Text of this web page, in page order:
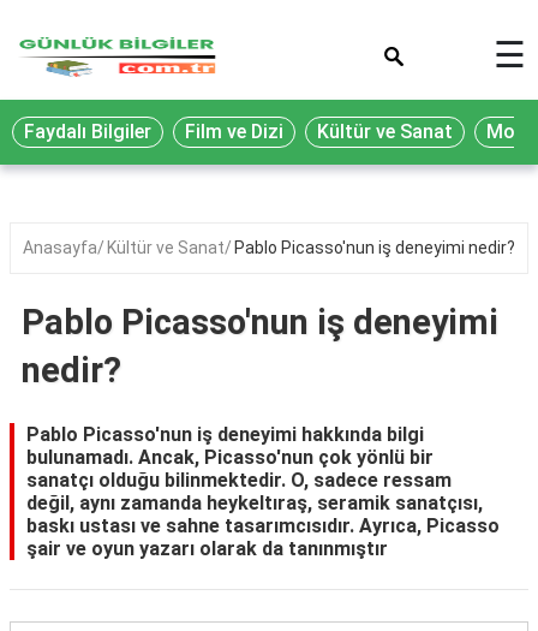
Eğitim
Ekonomi
Seyahat
Oyun
Yaşam
Hukuk
Blog
☰
Faydalı Bilgiler Film ve Dizi Kültür ve Sanat
Anasayfa Kültür ve Sanat Pablo Picasso'nun iş deneyimi nedir?
Pablo Picasso'nun iş deneyimi
nedir?
Pablo Picasso'nun iş deneyimi hakkında bilgi
bulunamadı. Ancak, Picasso'nun çok yönlü bir
sanatçı olduğu bilinmektedir. O, sadece ressam
değil, aynı zamanda heykeltıraş, seramik sanatçısı,
baskı ustası ve sahne tasarımcısıdır. Ayrıca, Picasso
şair ve oyun yazarı olarak da tanınmıştır